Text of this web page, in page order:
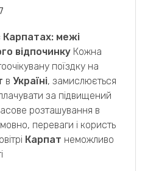
межі
відпочинку Кожна
поїздку на
в Україні, замислюється
за підвищений
розташування в
переваги і користь
Карпат неможливо